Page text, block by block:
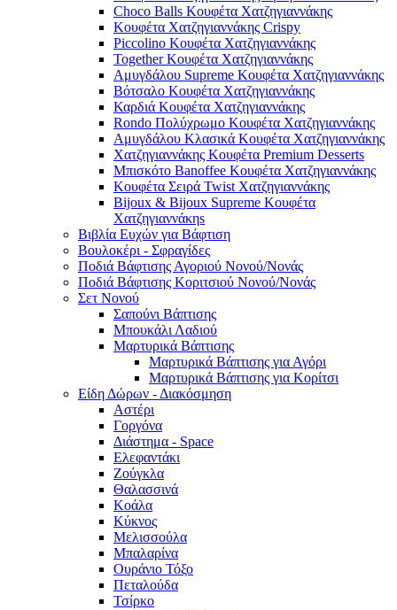
Choco Balls Κουφέτα Χατζηγιαννάκης
Κουφέτα Χατζηγιαννάκης Crispy
Piccolino Κουφέτα Χατζηγιαννάκης
Together Κουφέτα Χατζηγιαννάκης
Αμυγδάλου Supreme Κουφέτα Χατζηγιαννάκης
Βότσαλο Κουφέτα Χατζηγιαννάκης
Καρδιά Κουφέτα Χατζηγιαννάκης
Rondo Πολύχρωμο Κουφέτα Χατζηγιαννάκης
Αμυγδάλου Κλασικά Κουφέτα Χατζηγιαννάκης
Χατζηγιαννάκης Κουφέτα Premium Desserts
Μπισκότο Banoffee Κουφέτα Χατζηγιαννάκης
Κουφέτα Σειρά Twist Χατζηγιαννάκης
Bijoux & Bijoux Supreme Κουφέτα
Χατζηγιαννάκηs
Βιβλία Ευχών για Βάφτιση
Βουλοκέρι - Σφραγίδες
Ποδιά Βάφτισης Αγοριού Νονού/Νονάς
Ποδιά Βάφτισης Κοριτσιού Νονού/Νονάς
Σετ Νονού
Σαπούνι Βάπτισης
Μπουκάλι Λαδιού
Μαρτυρικά Βάπτισης
Μαρτυρικά Βάπτισης για Αγόρι
Μαρτυρικά Βάπτισης για Κορίτσι
Είδη Δώρων - Διακόσμηση
Αστέρι
Γοργόνα
Διάστημα - Space
Ελεφαντάκι
Ζούγκλα
Θαλασσινά
Κοάλα
Κύκνος
Μελισσούλα
Μπαλαρίνα
Ουράνιο Τόξο
Πεταλούδα
Τσίρκο